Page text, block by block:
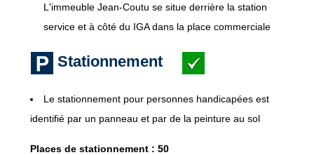
L'immeuble Jean-Coutu se situe derrière la station
service et à côté du IGA dans la place commerciale
Stationnement
Le stationnement pour personnes handicapées est
identifié par un panneau et par de la peinture au sol
Places de stationnement : 50